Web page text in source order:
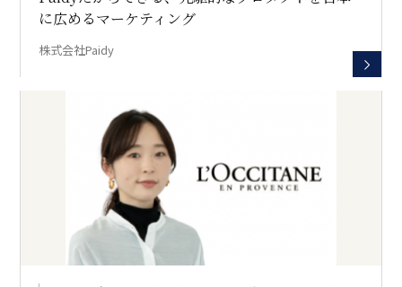
に広めるマーケティング
株式会社Paidy